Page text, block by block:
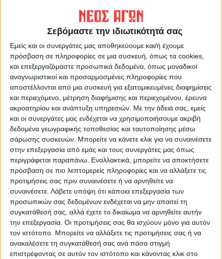
Σεβόμαστε την ιδιωτικότητά σας
Εμείς και οι συνεργάτες μας αποθηκεύουμε και/ή έχουμε
πρόσβαση σε πληροφορίες σε μια συσκευή, όπως τα cookies,
και επεξεργαζόμαστε προσωπικά δεδομένα, όπως μοναδικοί
αναγνωριστικοί και προσαρμοσμένες πληροφορίες που
αποστέλλονται από μια συσκευή για εξατομικευμένες διαφημίσεις
και περιεχόμενο, μέτρηση διαφήμισης και περιεχομένου, έρευνα
ακροατηρίου και ανάπτυξη υπηρεσιών. Με την άδειά σας, εμείς
και οι συνεργάτες μας ενδέχεται να χρησιμοποιήσουμε ακριβή
δεδομένα γεωγραφικής τοποθεσίας και ταυτοποίησης μέσω
σάρωσης συσκευών. Μπορείτε να κάνετε κλικ για να συναινέσετε
στην επεξεργασία από εμάς και τους συνεργάτες μας όπως
περιγράφεται παραπάνω. Εναλλακτικά, μπορείτε να αποκτήσετε
πρόσβαση σε πιο λεπτομερείς πληροφορίες και να αλλάξετε τις
προτιμήσεις σας πριν συναινέσετε ή να αρνηθείτε να
συναινέσετε. Λάβετε υπόψη ότι κάποια επεξεργασία των
προσωπικών σας δεδομένων ενδέχεται να μην απαιτεί τη
συγκατάθεσή σας, αλλά έχετε το δικαίωμα να αρνηθείτε αυτήν
την επεξεργασία. Οι προτιμήσεις σας θα ισχύουν μόνο για αυτόν
τον ιστότοπο. Μπορείτε να αλλάξετε τις προτιμήσεις σας ή να
ανακαλέσετε τη συγκατάθεσή σας ανά πάσα στιγμή
επιστρέφοντας σε αυτόν τον ιστότοπο και κάνοντας κλικ στο
Καρδίτσας, πρόσθεσε ότι θα παρουσιαστεί
τις επόμενες ημέρες. «Είναι ένα έργο
τεράστιο και προβλέπει την αναβάθμιση
των επτά μεγάλων δημοτικών
αντλιοστασίων» σημείωσε και πρόσθεσε
επίσης ότι προβλέπεται ο εκσυγχρονισμός
42 δημοτικών γεωτρήσεων.
Εξέφρασε την αισιοδοξία του ότι πολύ
σύντομα θα προχωρήσει η ένταξη του
μεγάλου διαδημοτικού έργου που θα
«κουμπώσει» με το μεγάλο έργο των
δικτύων του ΤΟΕΒ Ταυρωπού μέσω του
προγράμματος «ΥΔΩΡ 2.0»
Τελευταίες Ειδήσεις Σήμερα
Ακολούθησε την εφημερίδα ΝΕΟΣ
ΑΓΩΝ στο Google News!